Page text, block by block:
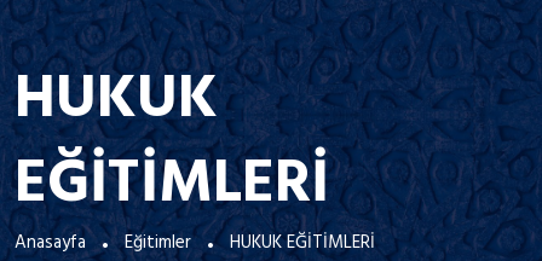
HUKUK
EĞİTİMLERİ
Anasayfa Eğitimler HUKUK EĞİTİMLERİ